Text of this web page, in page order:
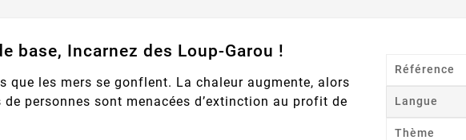
base, Incarnez des Loup-Garou !
que les mers se gonflent. La chaleur augmente, alors
personnes sont menacées d’extinction au profit de
Référence
Langue
Thème